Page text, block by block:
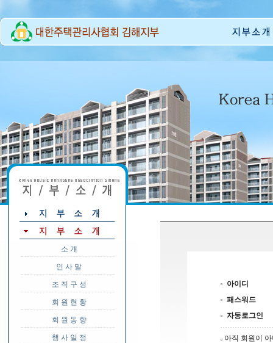
소 개
인 사 말
조 직 구 성
회 원 현 황
회 원 동 향
행 사 일 정
아이디
패스워드
자동로그인
아직 회원이